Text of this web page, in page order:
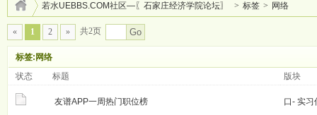
若水UEBBS.COM社区—〖石家庄经济学院论坛〗 > 标签 > 网络
« 1 2 » 共2页 Go
标签:网络
状态
标题 版块
友谱APP一周热门职位榜 口- 实习